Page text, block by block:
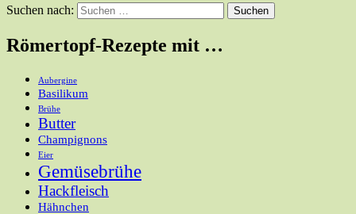
Suchen nach:
Römertopf-Rezepte mit …
Aubergine
Basilikum
Brühe
Butter
Champignons
Eier
Gemüsebrühe
Hackfleisch
Hähnchen